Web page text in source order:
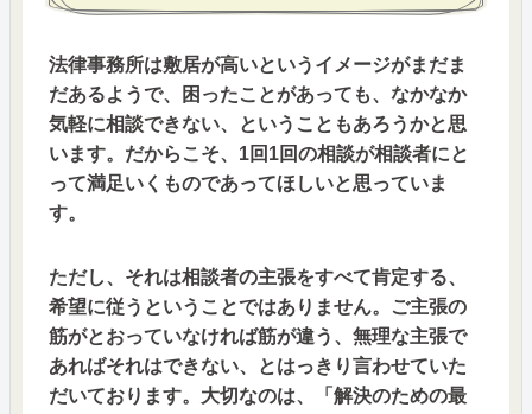
法律事務所は敷居が高いというイメージがまだま
だあるようで、困ったことがあっても、なかなか
気軽に相談できない、ということもあろうかと思
います。だからこそ、1回1回の相談が相談者にと
って満足いくものであってほしいと思っていま
す。
ただし、それは相談者の主張をすべて肯定する、
希望に従うということではありません。ご主張の
筋がとおっていなければ筋が違う、無理な主張で
あればそれはできない、とはっきり言わせていた
だいております。大切なのは、「解決のための最